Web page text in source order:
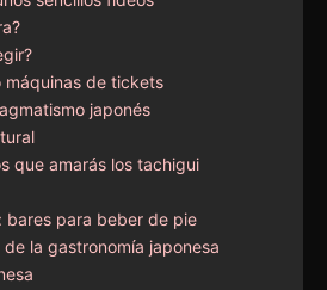
máquinas de tickets
japonés
que amarás los tachigui
bares para beber de pie
la gastronomía japonesa